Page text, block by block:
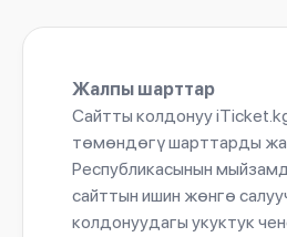
Жалпы шарттар
Сайтты колдонуу
төмөндөгү шарттарды
Республикасынын
сайттын ишин жөнгө
колдонуудагы укуктук